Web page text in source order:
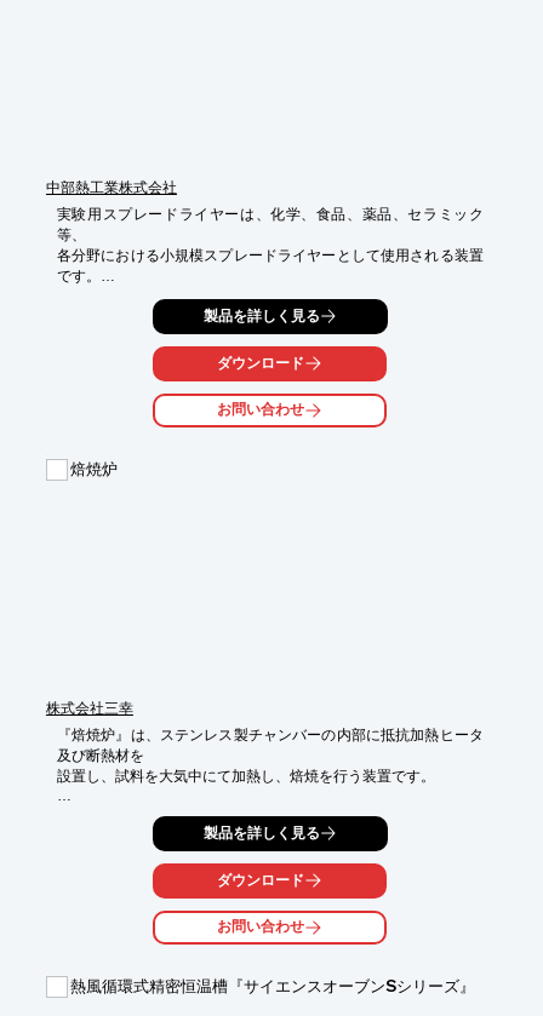
中部熱工業株式会社
実験用スプレードライヤーは、化学、食品、薬品、セラミック
等、
各分野における小規模スプレードライヤーとして使用される装置
です。
その目的は一般実験用のみならず多種少量生産用としても好評で
原料は乾燥と同時に狭い範囲の均一した顆粒製品の製造ができま
当製品はアルミニウム酸化物、その他セラミック成型加工品用原
料のドライヤーとして、
製品を詳しく見る
ダウンロード
お問い合わせ
焙焼炉
株式会社三幸
『焙焼炉』は、ステンレス製チャンバーの内部に抵抗加熱ヒータ
及び断熱材を
設置し、試料を大気中にて加熱し、焙焼を行う装置です。
プログラムタイプの温度調節器を採用し、19個のプログラム（1
19ステップ）を保持、設定が可能。
石英管にヒータを入れることにより、パーティクルコンタミを発
生させません。
■無停電電源（制御系のみ）により、瞬時に停電を対策
製品を詳しく見る
ダウンロード
お問い合わせ
熱風循環式精密恒温槽『サイエンスオーブンSシリーズ』